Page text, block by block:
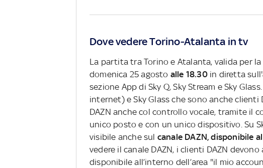
Dove vedere Torino-Atalanta in tv
La partita tra Torino e Atalanta, valida per
domenica 25 agosto alle 18.30in diretta sull'
sezione App di Sky Q, Sky Stream e Sky
internet) e Sky Glass che sono anche clienti
DAZN anche col controllo vocale, tramite il
unico posto e con un unico dispositivo. Su
visibile anche sul canale DAZN, disponibile
vedere il canale DAZN, i clienti DAZN
disponibile all’interno dell’area "il mio